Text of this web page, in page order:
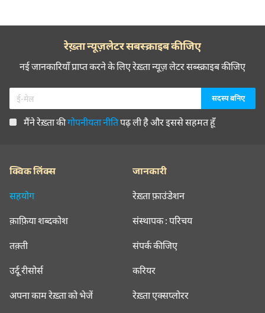
रेख़्ता न्यूज़लेटर सबस्क्राइब कीजिए
नई जानकारियाँ प्राप्त करने के लिए रेख़्ता न्यूज़ लेटर सब्स्क्राइब कीजिए
मैंने रेख़्ता कीगोपनीयता नीतिपढ़ ली है और इससे सहमत हूँ
क्विक लिंक्स
सहयोग
क़ाफ़िया शब्दकोश
तक़्ती
उर्दू रीसोर्स
अपना काम रेख़्ता को भेजें
जानकारी
रेख़्ता फ़ाउंडेशन
संस्थापक : परिचय
संपर्क कीजिए
करियर
रेख़्ता एक्सप्लोरर